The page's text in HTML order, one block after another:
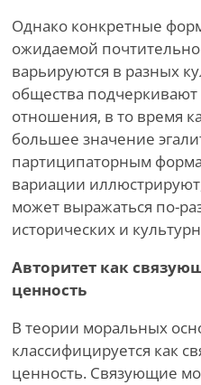
Однако конкретные
ожидаемой
варьируются в разных
общества подчеркивают
отношения, в то время
большее значение
партиципаторным
вариации
может выражаться по-
исторических и
Авторитет как
ценность
В теории моральных
классифицируется как
ценность. Связующие